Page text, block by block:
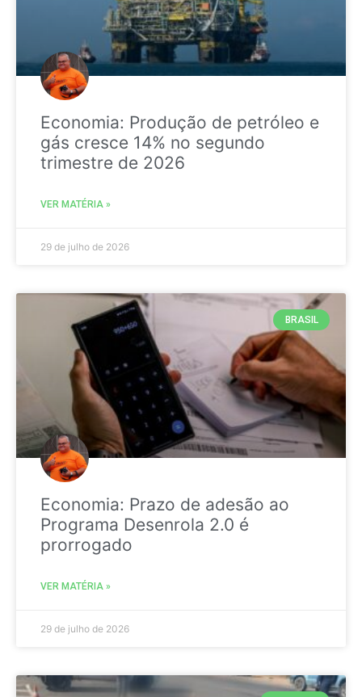
Economia: Produção de petróleo e
gás cresce 14% no segundo
trimestre de 2026
VER MATÉRIA »
29 de julho de 2026
BRASIL
Economia: Prazo de adesão ao
Programa Desenrola 2.0 é
prorrogado
VER MATÉRIA »
29 de julho de 2026